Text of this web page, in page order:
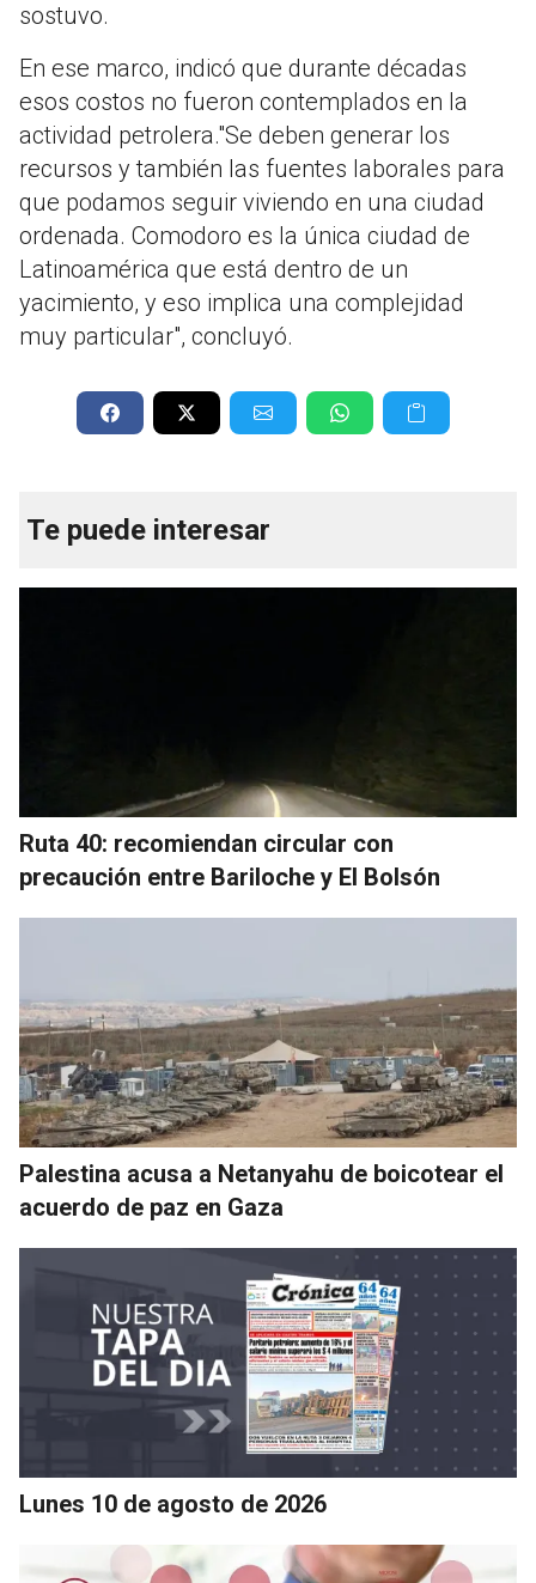
sostuvo.
En ese marco, indicó que durante décadas
esos costos no fueron contemplados en la
actividad petrolera."Se deben generar los
recursos y también las fuentes laborales para
que podamos seguir viviendo en una ciudad
ordenada. Comodoro es la única ciudad de
Latinoamérica que está dentro de un
yacimiento, y eso implica una complejidad
muy particular", concluyó.
Te puede interesar
Ruta 40: recomiendan circular con
precaución entre Bariloche y El Bolsón
Palestina acusa a Netanyahu de boicotear el
acuerdo de paz en Gaza
Lunes 10 de agosto de 2026